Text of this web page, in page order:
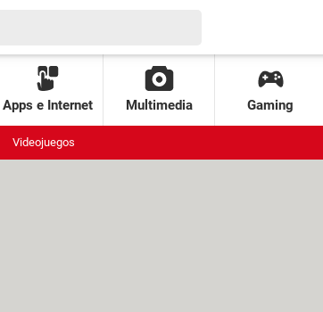
Apps e Internet Multimedia Gaming
Videojuegos